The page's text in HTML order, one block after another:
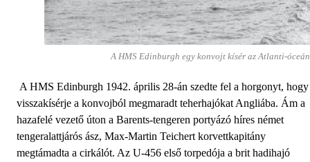
A HMS Edinburgh egy konvojt kísér az Atlanti-
A HMS Edinburgh 1942. április 28-án szedte fel a horgonyt, hogy
visszakísérje a konvojból megmaradt teherhajókat Angliába. Ám a
hazafelé vezető úton a Barents-tengeren portyázó híres német
tengeralattjárós ász, Max-Martin Teichert korvettkapitány
megtámadta a cirkálót. Az U-456 első torpedója a brit hadihajó